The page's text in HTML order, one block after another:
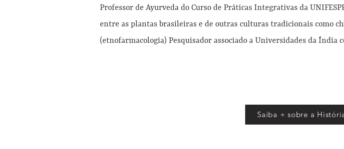
Professor de Ayurveda do Curso de Práticas Integrativas da
entre as plantas brasileiras e de outras culturas tradicionais como
(etnofarmacologia) Pesquisador associado a Universidades da Índia
Saiba + sobre a